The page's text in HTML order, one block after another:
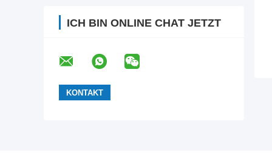
ICH BIN ONLINE CHAT JETZT